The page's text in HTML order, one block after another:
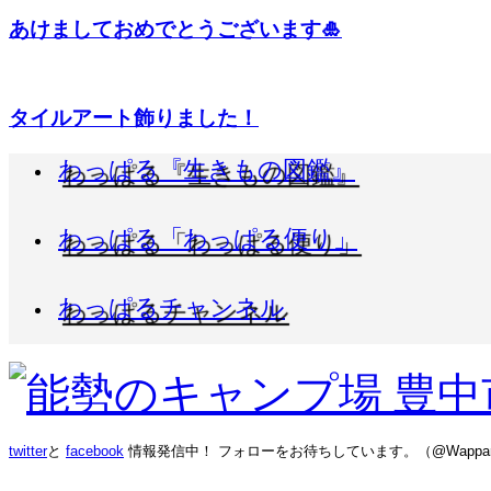
あけましておめでとうございます🎍
タイルアート飾りました！
わっぱる『生きもの図鑑』
わっぱる「わっぱる便り」
わっぱるチャンネル
twitterと facebook 情報発信中！ フォローをお待ちしています。（